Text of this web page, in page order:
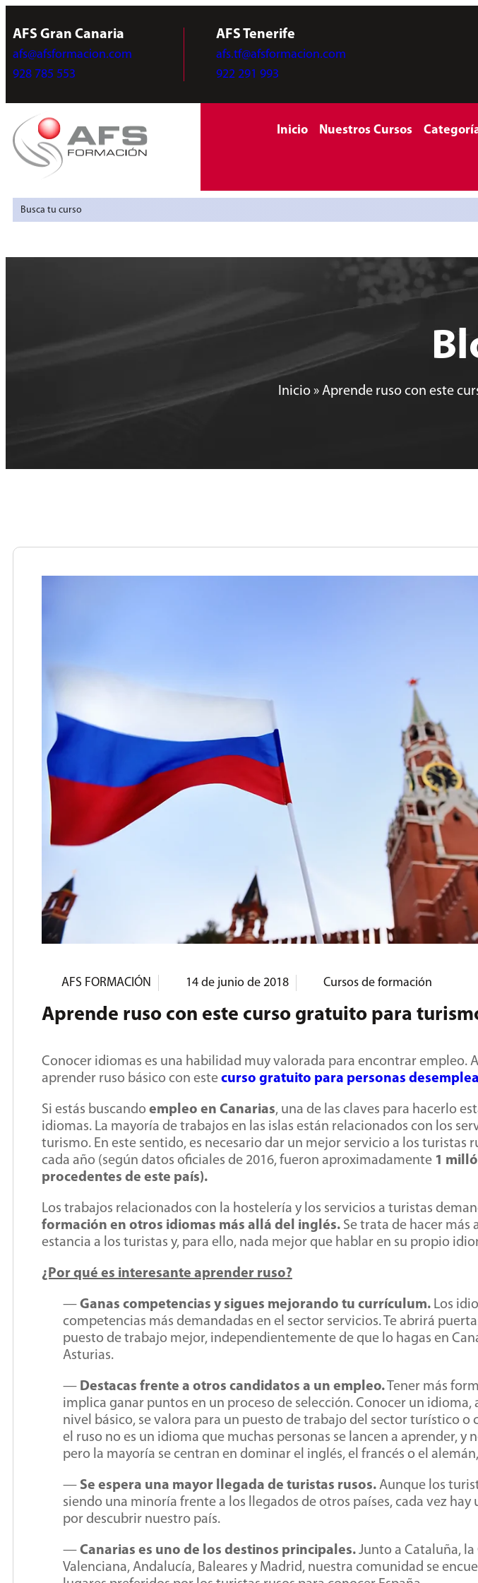
AFS Gran Canaria
afs@afsformacion.com
928 785 553
AFS Tenerife
afs.tf@afsformacion.com
922 291 993
Inicio Nuestros Cursos
Inicio» Aprende ruso con este
AFS FORMACIÓN 14 de junio de 2018 Cursos de formación
Aprende ruso con este curso gratuito para
Conocer idiomas es una habilidad muy valorada para encontrar empleo.
aprender ruso básico con este curso gratuito para personas
Si estás buscando empleo en Canarias, una de las claves para hacerlo
idiomas. La mayoría de trabajos en las islas están relacionados con los
turismo. En este sentido, es necesario dar un mejor servicio a los turistas
cada año (según datos oficiales de 2016, fueron aproximadamente 1
procedentes de este país).
Los trabajos relacionados con la hostelería y los servicios a turistas
formación en otros idiomas más allá del inglés. Se trata de hacer más
estancia a los turistas y, para ello, nada mejor que hablar en su propio
¿Por qué es interesante aprender ruso?
— Ganas competencias y sigues mejorando tu currículum. Los
competencias más demandadas en el sector servicios. Te abrirá
puesto de trabajo mejor, independientemente de que lo hagas en
Asturias.
— Destacas frente a otros candidatos a un empleo. Tener más
implica ganar puntos en un proceso de selección. Conocer un idioma,
nivel básico, se valora para un puesto de trabajo del sector turístico o
el ruso no es un idioma que muchas personas se lancen a aprender, y
pero la mayoría se centran en dominar el inglés, el francés o el
— Se espera una mayor llegada de turistas rusos. Aunque los
siendo una minoría frente a los llegados de otros países, cada vez hay
por descubrir nuestro país.
— Canarias es uno de los destinos principales. Junto a Cataluña,
Valenciana, Andalucía, Baleares y Madrid, nuestra comunidad se